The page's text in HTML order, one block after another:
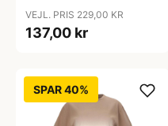
VEJL. PRIS 229,00 KR
137,00 kr
SPAR 40%